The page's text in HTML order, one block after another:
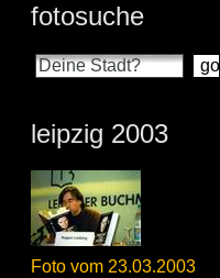
fotosuche
leipzig 2003
Foto vom 23.03.2003